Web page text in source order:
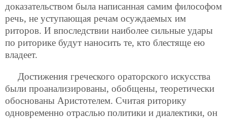
доказательством была написанная самим философом
речь, не уступающая речам осуждаемых им
риторов. И впоследствии наиболее сильные удары
по риторике будут наносить те, кто блестяще ею
владеет.
Достижения греческого ораторского искусства
были проанализированы, обобщены, теоретически
обоснованы Аристотелем. Считая риторику
одновременно отраслью политики и диалектики, он